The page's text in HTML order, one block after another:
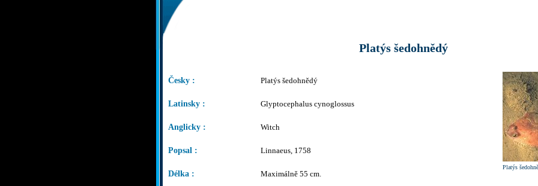
Platýs šedohnědý
Platýs
Česky : Platýs šedohnědý
Latinsky : Glyptocephalus cynoglossus
Anglicky : Witch
Popsal : Linnaeus, 1758
Délka : Maximálně 55 cm.